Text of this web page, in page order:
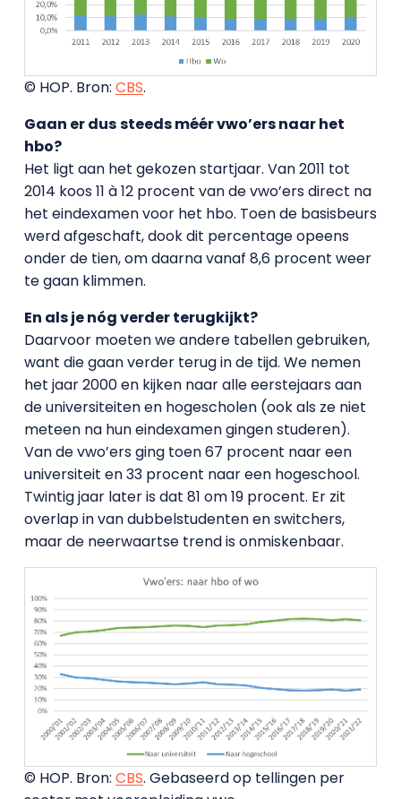
© HOP. Bron: CBS.
Gaan er dussteeds méér vwo’ers naar het
hbo?
Het ligt aan het gekozen startjaar. Van 2011 tot
2014 koos 11 à 12 procent van de vwo’ers direct na
het eindexamen voor het hbo. Toen de basisbeurs
werd afgeschaft, dook dit percentage opeens
onder de tien, om daarna vanaf 8,6 procent weer
te gaan klimmen.
En als je nóg verder terugkijkt?
Daarvoor moeten we andere tabellen gebruiken,
want die gaan verder terug in de tijd. We nemen
het jaar 2000 en kijken naar alle eerstejaars aan
de universiteiten en hogescholen (ook als ze niet
meteen na hun eindexamen gingen studeren).
Van de vwo’ers ging toen 67 procent naar een
universiteit en 33 procent naar een hogeschool.
Twintig jaar later is dat 81 om 19 procent. Er zit
overlap in van dubbelstudenten en switchers,
maar de neerwaartse trend is onmiskenbaar.
© HOP. Bron: CBS. Gebaseerd op tellingen per